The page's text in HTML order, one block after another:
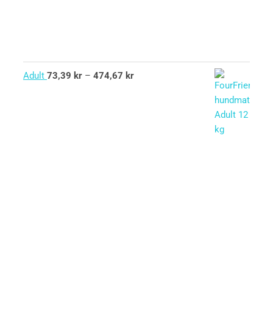
Adult 73,39 kr – 474,67 kr